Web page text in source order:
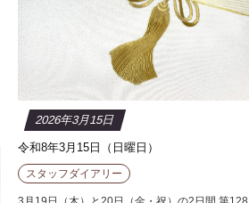
2026年3月15日
令和8年3月15日（日曜日）
スタッフダイアリー